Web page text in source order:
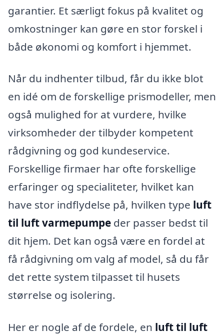
garantier. Et særligt fokus på kvalitet og
omkostninger kan gøre en stor forskel i
både økonomi og komfort i hjemmet.
Når du indhenter tilbud, får du ikke blot
en idé om de forskellige prismodeller, men
også mulighed for at vurdere, hvilke
virksomheder der tilbyder kompetent
rådgivning og god kundeservice.
Forskellige firmaer har ofte forskellige
erfaringer og specialiteter, hvilket kan
have stor indflydelse på, hvilken type luft
til luft varmepumpe der passer bedst til
dit hjem. Det kan også være en fordel at
få rådgivning om valg af model, så du får
det rette system tilpasset til husets
størrelse og isolering.
Her er nogle af de fordele, en luft til luft